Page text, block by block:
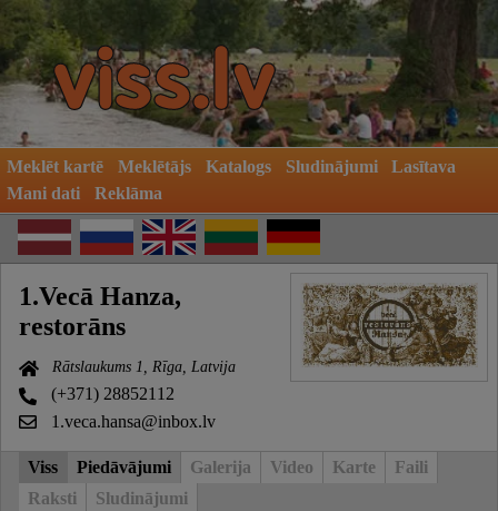
Meklēt kartē Meklētājs Katalogs Sludinājumi
Lasītava
Mani dati
Reklāma
1.Vecā Hanza,
restorāns
Rātslaukums 1, Rīga, Latvija
(+371) 28852112
1.veca.hansa@inbox.lv
Viss Piedāvājumi Galerija Video Karte
Faili
Raksti
Sludinājumi